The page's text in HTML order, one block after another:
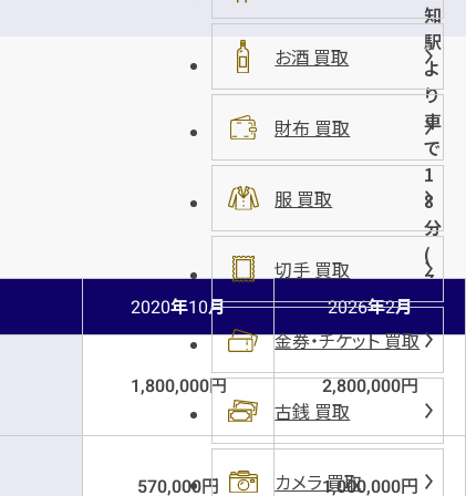
分
知
駅
よ
り
車
で
1
8
分
(
7
K
m
2020年10月 2026年2月
1,800,000円 2,800,000円
570,000円 1,000,000円
お酒 買取
財布 買取
服 買取
切手 買取
金券・チケット 買取
古銭 買取
カメラ 買取